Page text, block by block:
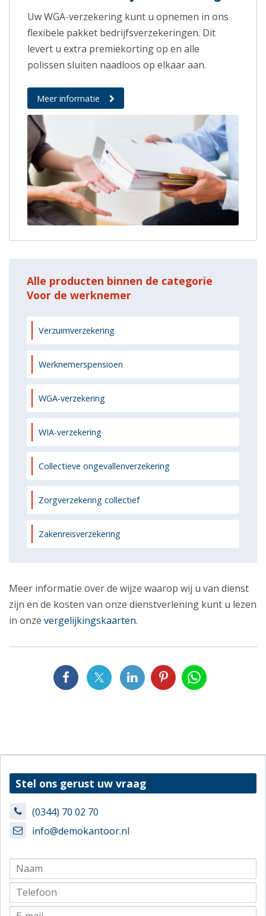
Uw WGA-verzekering kunt u opnemen in ons
flexibele pakket bedrijfsverzekeringen. Dit
levert u extra premiekorting op en alle
polissen sluiten naadloos op elkaar aan.
Meer informatie
Alle producten binnen de categorie
Voor de werknemer
Verzuimverzekering
Werknemerspensioen
WGA-verzekering
WIA-verzekering
Collectieve ongevallenverzekering
Zorgverzekering collectief
Zakenreisverzekering
Meer informatie over de wijze waarop wij u van dienst
zijn en de kosten van onze dienstverlening kunt u lezen
in onze vergelijkingskaarten.
Stel ons gerust uw vraag
(0344) 70 02 70
info@demokantoor.nl